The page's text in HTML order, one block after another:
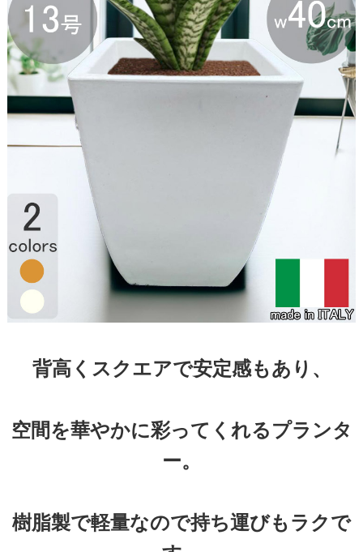
背高くスクエアで安定感もあり、
空間を華やかに彩ってくれるプランタ
ー。
樹脂製で軽量なので持ち運びもラクで